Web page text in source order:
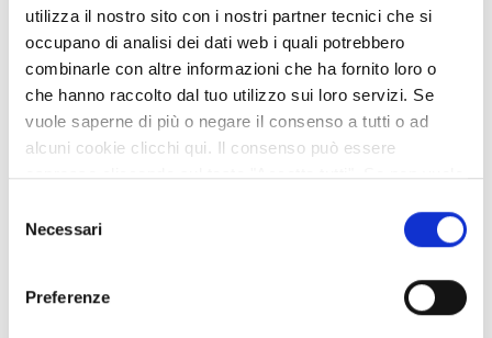
utilizza il nostro sito con i nostri partner tecnici che si
occupano di analisi dei dati web i quali potrebbero
combinarle con altre informazioni che ha fornito loro o
che hanno raccolto dal tuo utilizzo sui loro servizi. Se
vuole saperne di più o negare il consenso a tutti o ad
alcuni cookie clicchi qui. Il consenso può essere
espresso cliccando sul tasto "Accetta tutti". Se non vuole
tasto "Rifiuta".
delNecessari
Preferenze
Indirizzo Servizi Commerciali
Istituto Professionale
"Filippo Re" - Reggio Emilia
Istituto Professionale per i
Carrara" - Guastalla